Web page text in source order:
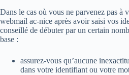
Dans le cas où vous ne parvenez pas à
webmail ac-nice après avoir saisi vos
conseillé de débuter par un certain
base :
assurez-vous qu’aucune
dans votre identifiant ou votre